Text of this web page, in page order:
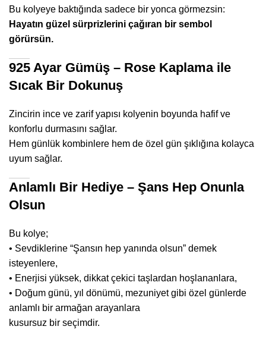
Bu kolyeye baktığında sadece bir yonca görmezsin:
Hayatın güzel sürprizlerini çağıran bir sembol
görürsün.
925 Ayar Gümüş – Rose Kaplama ile
Sıcak Bir Dokunuş
Zincirin ince ve zarif yapısı kolyenin boyunda hafif ve
konforlu durmasını sağlar.
Hem günlük kombinlere hem de özel gün şıklığına kolayca
uyum sağlar.
Anlamlı Bir Hediye – Şans Hep Onunla
Olsun
Bu kolye;
• Sevdiklerine “Şansın hep yanında olsun” demek
isteyenlere,
• Enerjisi yüksek, dikkat çekici taşlardan hoşlananlara,
• Doğum günü, yıl dönümü, mezuniyet gibi özel günlerde
anlamlı bir armağan arayanlara
kusursuz bir seçimdir.